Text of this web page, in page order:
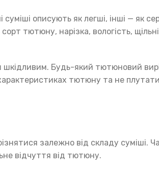
описують як легші, інші — як
тютюну, нарізка, вологість,
шкідливим. Будь-який тютюновий
тютюну та не
залежно від складу суміші.
відчуття від тютюну.